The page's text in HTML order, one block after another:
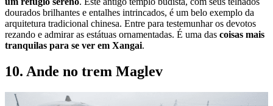
dourados brilhantes e entalhes intrincados, é um belo exemplo da
arquitetura tradicional chinesa. Entre para testemunhar os devotos
rezando e admirar as estátuas ornamentadas. É uma das coisas mais
tranquilas para se ver em Xangai.
10. Ande no trem Maglev